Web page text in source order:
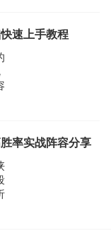
速上手教程
率实战阵容分享